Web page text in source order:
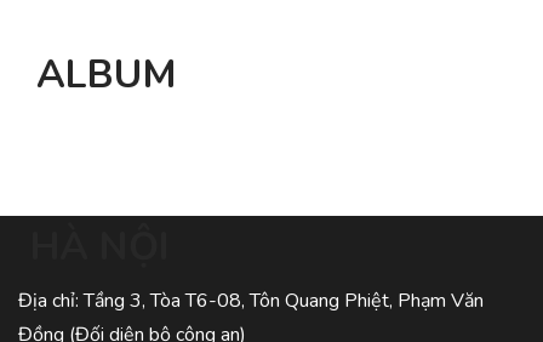
ALBUM
Địa chỉ: Tầng 3, Tòa T6-08, Tôn Quang Phiệt, Phạm Văn
Đồng (Đối diện bộ công an)